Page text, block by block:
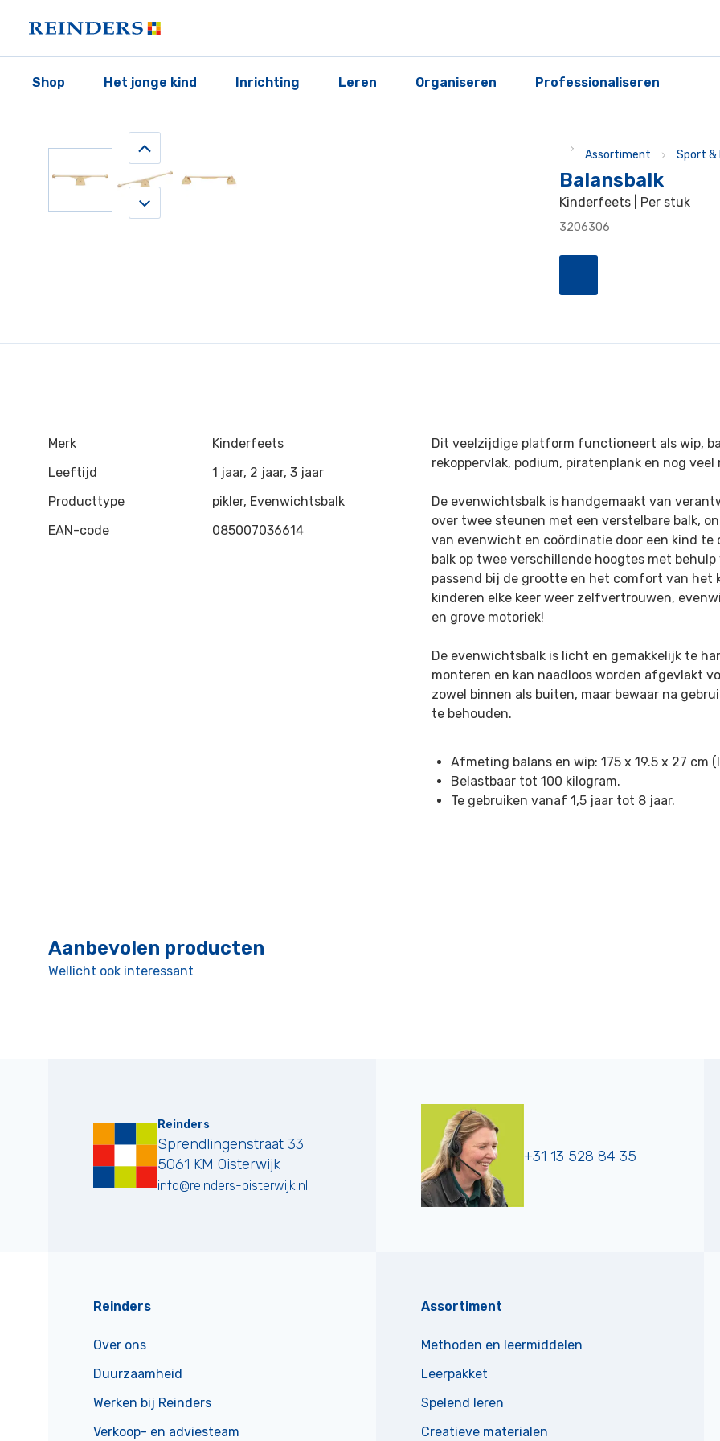
Shop Het jonge kind Inrichting Leren Organiseren Professionaliseren
Assortiment Sport &
Balansbalk
Kinderfeets | Per stuk
3206306
Merk
Kinderfeets
Leeftijd
1 jaar, 2 jaar, 3 jaar
Producttype
pikler, Evenwichtsbalk
EAN-code
085007036614
Dit veelzijdige platform functioneert als wip,
rekoppervlak, podium, piratenplank en nog veel
De evenwichtsbalk is handgemaakt van
over twee steunen met een verstelbare balk,
van evenwicht en coördinatie door een kind te
balk op twee verschillende hoogtes met
passend bij de grootte en het comfort van het
kinderen elke keer weer zelfvertrouwen,
en grove motoriek!
De evenwichtsbalk is licht en gemakkelijk te
monteren en kan naadloos worden afgevlakt
zowel binnen als buiten, maar bewaar na
te behouden.
Afmeting balans en wip: 175 x 19.5 x 27 cm
Belastbaar tot 100 kilogram.
Te gebruiken vanaf 1,5 jaar tot 8 jaar.
Aanbevolen producten
Wellicht ook interessant
Reinders
Sprendlingenstraat 33
5061 KM Oisterwijk
info@reinders-oisterwijk.nl
+31 13 528 84 35
Reinders
Over ons
Duurzaamheid
Werken bij Reinders
Verkoop- en adviesteam
Assortiment
Methoden en leermiddelen
Leerpakket
Spelend leren
Creatieve materialen